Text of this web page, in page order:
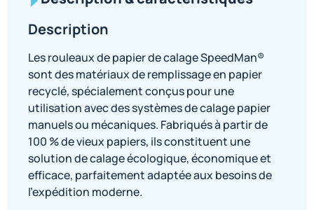
Description
Les rouleaux de papier de calage SpeedMan®
sont des matériaux de remplissage en papier
recyclé, spécialement conçus pour une
utilisation avec des systèmes de calage papier
manuels ou mécaniques. Fabriqués à partir de
100 % de vieux papiers, ils constituent une
solution de calage écologique, économique et
efficace, parfaitement adaptée aux besoins de
l’expédition moderne.